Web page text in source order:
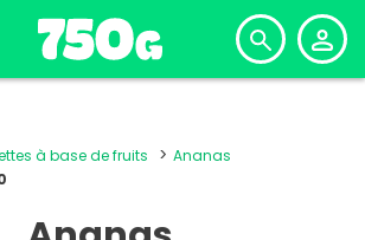
à base de fruits
Ananas